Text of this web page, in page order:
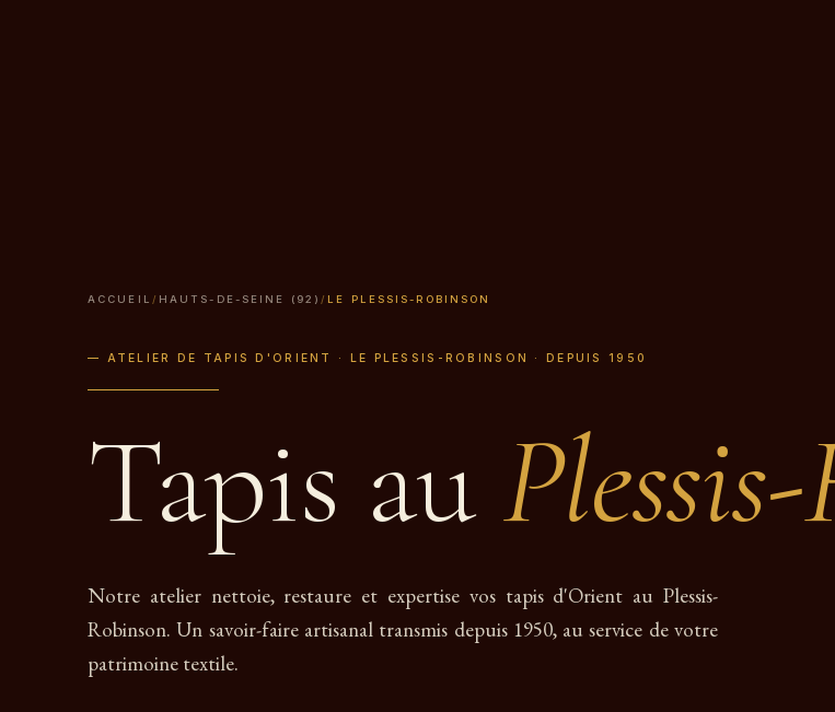
ACCUEIL / HAUTS-DE-SEINE (92) / LE PLESSIS-ROBINSON
— ATELIER DE TAPIS D'ORIENT · LE PLESSIS-ROBINSON · DEPUIS 1950
Tapis au
Notre atelier nettoie, restaure et expertise vos tapis d'Orient au Plessis-
Robinson. Un savoir-faire artisanal transmis depuis 1950, au service de votre
patrimoine textile.